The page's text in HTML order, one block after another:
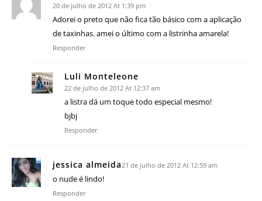
20 de julho de 2012 At 1:39 pm
Adorei o preto que não fica tão básico com a aplicação
de taxinhas. amei o último com a listrinha amarela!
Responder
Luli Monteleone
22 de julho de 2012 At 12:37 am
a listra dá um toque todo especial mesmo!
bjbj
Responder
jessica almeida 21 de julho de 2012 At 12:59 am
o nude é lindo!
Responder